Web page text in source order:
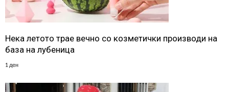
Нека летото трае вечно со козметички производи на
база на лубеница
1 ден